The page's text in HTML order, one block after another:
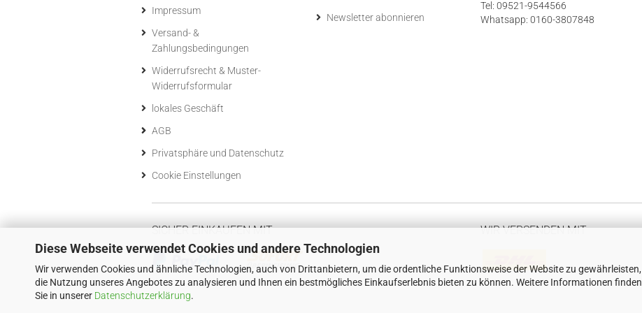
Diese Webseite verwendet Cookies und andere Technologien
Wir verwenden Cookies und ähnliche Technologien, auch von Drittanbietern, um die ordentliche Funktionsweise der Website zu gewährleisten,
die Nutzung unseres Angebotes zu analysieren und Ihnen ein bestmögliches Einkaufserlebnis bieten zu können. Weitere Informationen finden
Sie in unserer Datenschutzerklärung.
Impressum
Versand- &
Zahlungsbedingungen
Widerrufsrecht & Muster-
Widerrufsformular
lokales Geschäft
AGB
Privatsphäre und Datenschutz
Cookie Einstellungen
Newsletter abonnieren
Tel: 09521-9544566
Whatsapp: 0160-3807848
SICHER EINKAUFEN MIT WIR VERSENDEN MIT